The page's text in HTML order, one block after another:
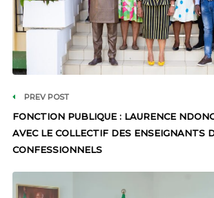
PREV POST
FONCTION PUBLIQUE : LAURENCE
AVEC LE COLLECTIF DES ENSEIGNANTS
CONFESSIONNELS